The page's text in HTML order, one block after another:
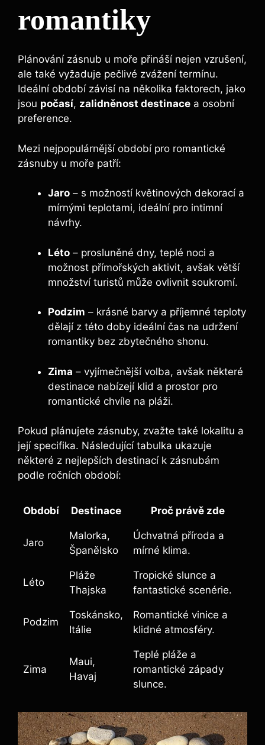
romantiky
Plánování zásnub u moře přináší nejen vzrušení,
ale také vyžaduje pečlivé zvážení termínu.
Ideální období závisí na několika faktorech, jako
jsou počasí, zalidněnost destinace a osobní
preference.
Mezi nejpopulárnější období pro romantické
zásnuby u moře patří:
Jaro – s možností květinových dekorací a
mírnými teplotami, ideální pro intimní
návrhy.
Léto – prosluněné dny, teplé noci a
možnost přímořských aktivit, avšak větší
množství turistů může ovlivnit soukromí.
Podzim – krásné barvy a příjemné teploty
dělají z této doby ideální čas na udržení
romantiky bez zbytečného shonu.
Zima – vyjímečnější volba, avšak některé
destinace nabízejí klid a prostor pro
romantické chvíle na pláži.
Pokud plánujete zásnuby, zvažte také lokalitu a
její specifika. Následující tabulka ukazuje
některé z nejlepších destinací k zásnubám
podle ročních období:
Období Destinace Proč právě zde
Jaro
Malorka,
Španělsko
Úchvatná příroda a
mírné klima.
Léto
Pláže
Thajska
Tropické slunce a
fantastické scenérie.
Podzim
Toskánsko,
Itálie
Romantické vinice a
klidné atmosféry.
Zima
Maui,
Havaj
Teplé pláže a
romantické západy
slunce.